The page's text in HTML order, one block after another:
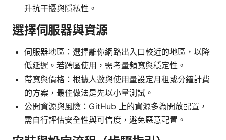
升抗干擾與隱私性。
選擇伺服器與資源
伺服器地區：選擇離你網路出入口較近的地區，以降
低延遲。若跨區使用，需考量頻寬與穩定性。
帶寬與價格：根據人數與使用量設定月租或分鐘計費
的方案，最佳做法是先以小量測試。
公開資源與風險：GitHub 上的資源多為開放配置，
需自行評估安全性與可信度，避免惡意配置。